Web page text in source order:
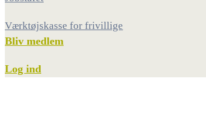
Værktøjskasse for frivillige
Bliv medlem
Log ind